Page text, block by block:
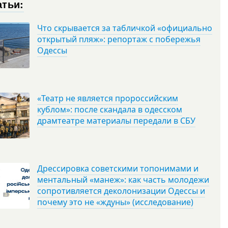
Что скрывается за табличкой «официально
открытый пляж»: репортаж с побережья
Одессы
«Театр не является пророссийским
кублом»: после скандала в одесском
драмтеатре материалы передали в СБУ
Дрессировка советскими топонимами и
ментальный «манеж»: как часть молодежи
сопротивляется деколонизации Одессы и
почему это не «ждуны» (исследование)